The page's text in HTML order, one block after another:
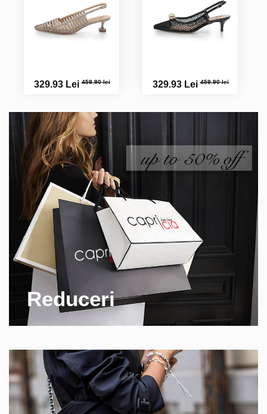
329.93 Lei459.90 lei 329.93 Lei459.90 lei
Reduceri